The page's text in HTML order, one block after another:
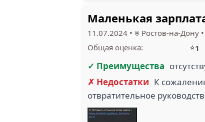
Маленькая
11.07.2024 • Ростов-на-Дону •
Общая оценка:
⭐1
✓ Преимущества
✗ Недостатки К
отвратительное